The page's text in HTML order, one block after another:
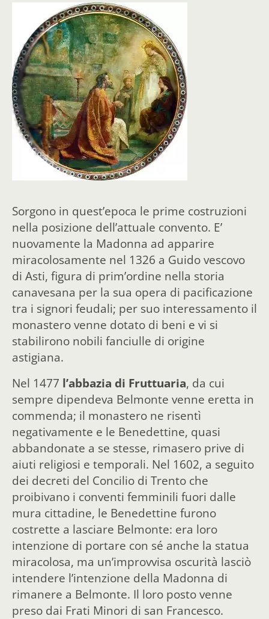
Sorgono in quest’epoca le prime costruzioni
nella posizione dell’attuale convento. E’
nuovamente la Madonna ad apparire
miracolosamente nel 1326 a Guido vescovo
di Asti, figura di prim’ordine nella storia
canavesana per la sua opera di pacificazione
tra i signori feudali; per suo interessamento il
monastero venne dotato di beni e vi si
stabilirono nobili fanciulle di origine
astigiana.
Nel 1477 l’abbazia di Fruttuaria, da cui
sempre dipendeva Belmonte venne eretta in
commenda; il monastero ne risentì
negativamente e le Benedettine, quasi
abbandonate a se stesse, rimasero prive di
aiuti religiosi e temporali. Nel 1602, a seguito
dei decreti del Concilio di Trento che
proibivano i conventi femminili fuori dalle
mura cittadine, le Benedettine furono
costrette a lasciare Belmonte: era loro
intenzione di portare con sé anche la statua
miracolosa, ma un’improvvisa oscurità lasciò
intendere l’intenzione della Madonna di
rimanere a Belmonte. Il loro posto venne
preso dai Frati Minori di san Francesco.